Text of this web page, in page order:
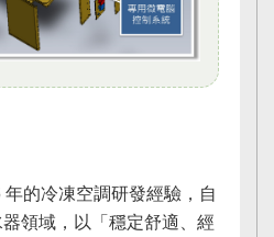
的冷凍空調研發經驗，自
領域，以「穩定舒適、經